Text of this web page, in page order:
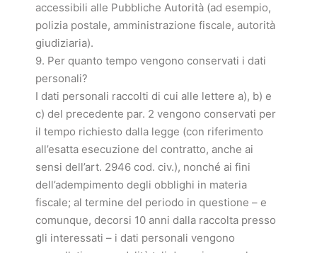
accessibili alle Pubbliche Autorità (ad esempio,
polizia postale, amministrazione fiscale, autorità
giudiziaria).
9. Per quanto tempo vengono conservati i dati
personali?
I dati personali raccolti di cui alle lettere a), b) e
c) del precedente par. 2 vengono conservati per
il tempo richiesto dalla legge (con riferimento
all’esatta esecuzione del contratto, anche ai
sensi dell’art. 2946 cod. civ.), nonché ai fini
dell’adempimento degli obblighi in materia
fiscale; al termine del periodo in questione – e
comunque, decorsi 10 anni dalla raccolta presso
gli interessati – i dati personali vengono